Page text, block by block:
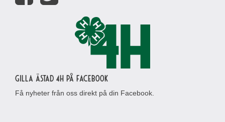
Gilla Ästad 4H på Facebook
Få nyheter från oss direkt på din Facebook.